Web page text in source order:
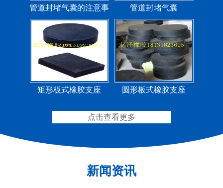
管道封堵气囊的注意事
项
管道封堵气囊
矩形板式橡胶支座 圆形板式橡胶支座
圆形四氟板橡胶支座
矩形四氟板滑动橡胶支
点击查看更多
新闻资讯